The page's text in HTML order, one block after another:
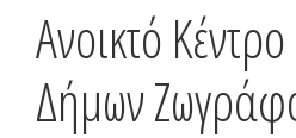
Ανοικτό
Δήμων